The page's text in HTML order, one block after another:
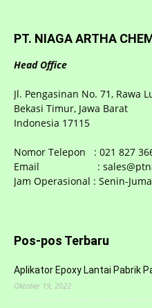
PT. NIAGA ARTHA
Head Office
Jl. Pengasinan No. 71, Rawa
Bekasi Timur, Jawa Barat
Indonesia 17115
Nomor Telepon : 021 827
Email :
Jam Operasional : Senin-
Pos-pos Terbaru
Aplikator Epoxy Lantai Pabrik
Oktober 19, 2022